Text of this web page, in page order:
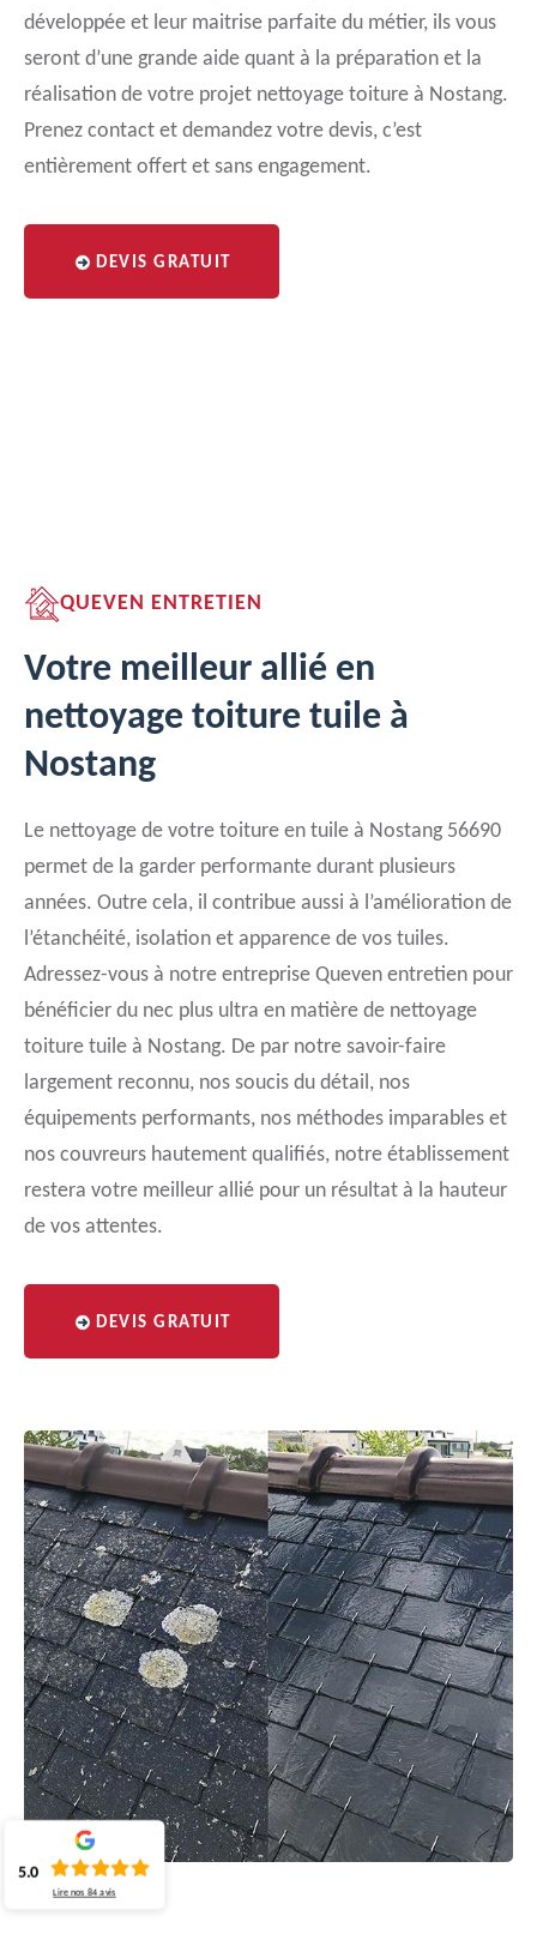
développée et leur maitrise parfaite du métier, ils vous
seront d’une grande aide quant à la préparation et la
réalisation de votre projet nettoyage toiture à Nostang.
Prenez contact et demandez votre devis, c’est
entièrement offert et sans engagement.
DEVIS GRATUIT
QUEVEN ENTRETIEN
Votre meilleur allié en
nettoyage toiture tuile à
Nostang
Le nettoyage de votre toiture en tuile à Nostang 56690
permet de la garder performante durant plusieurs
années. Outre cela, il contribue aussi à l’amélioration de
l’étanchéité, isolation et apparence de vos tuiles.
Adressez-vous à notre entreprise Queven entretien pour
bénéficier du nec plus ultra en matière de nettoyage
toiture tuile à Nostang. De par notre savoir-faire
largement reconnu, nos soucis du détail, nos
équipements performants, nos méthodes imparables et
nos couvreurs hautement qualifiés, notre établissement
restera votre meilleur allié pour un résultat à la hauteur
de vos attentes.
DEVIS GRATUIT
5.0
Lire nos84 avis